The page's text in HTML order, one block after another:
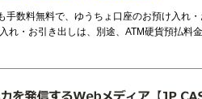
手数料無料で、ゆうちょ口座のお預け入れ
れ・お引き出しは、別途、ATM硬貨預払料